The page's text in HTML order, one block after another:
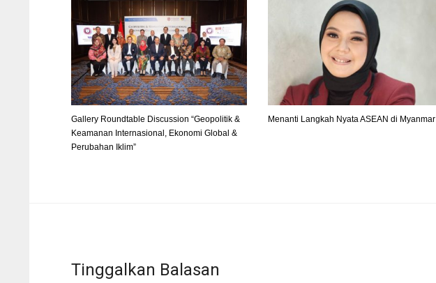
Gallery Roundtable Discussion “Geopolitik &
Keamanan Internasional, Ekonomi Global &
Perubahan Iklim”
Menanti Langkah Nyata ASEAN di Myanmar
Tinggalkan Balasan